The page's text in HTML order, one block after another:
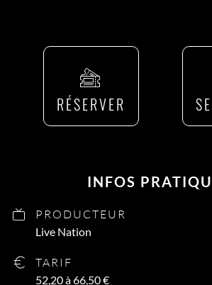
RÉSERVER
INFOS
PRODUCTEUR
Live Nation
TARIF
52,20 à 66,50 €